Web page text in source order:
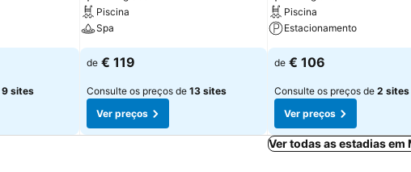
9 sites
Piscina
Spa
de € 119
Consulte os preços de 13 sites
Ver preços
Piscina
Estacionamento
de € 106
Consulte os preços de 2 sites
Ver preços
Ver todas as estadias em